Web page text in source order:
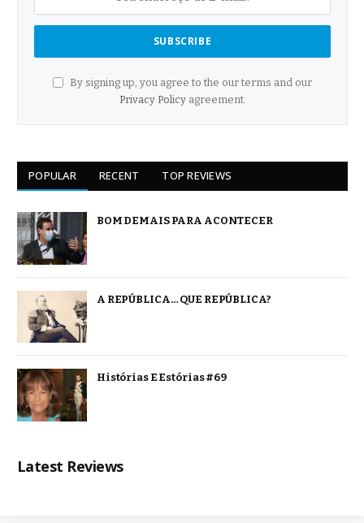
By signing up, you agree to the our terms and our
Privacy Policyagreement.
POPULAR RECENT TOP REVIEWS
BOM DEMAIS PARA ACONTECER
A REPÚBLICA… QUE REPÚBLICA?
Histórias E Estórias #69
Latest Reviews